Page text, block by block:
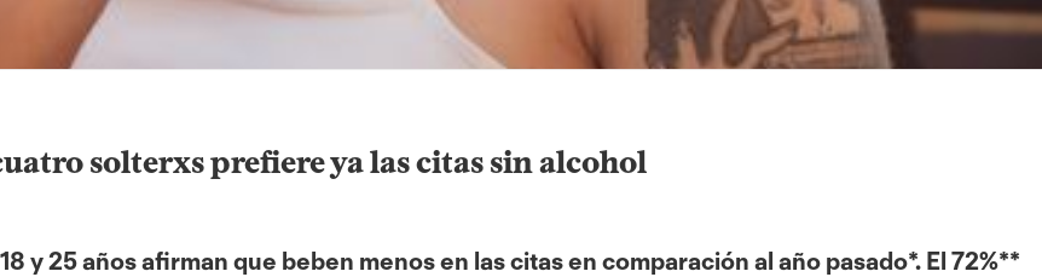
solterxs prefiere ya las citas sin alcohol
y 25 años afirman que beben menos en las citas en comparación al año pasado*. El 72%**